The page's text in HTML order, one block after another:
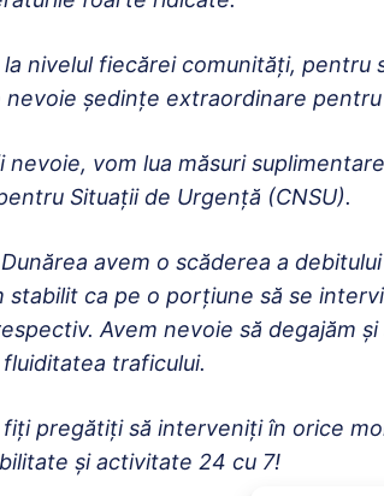
la nivelul fiecărei comunități,
nevoie ședințe extraordinare
nevoie, vom lua măsuri
Situații de Urgență (CNSU).
avem o scăderea a
stabilit ca pe o porțiune să se
Avem nevoie să degajăm
traficului.
fiți pregătiți să interveniți în orice
și activitate 24 cu 7!